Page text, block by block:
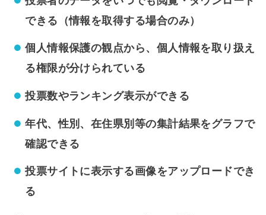
できる（情報を取得する場合のみ）
個人情報保護の観点から、個人情報を取り扱え
る権限が分けられている
投票数やランキング表示ができる
年代、性別、在住県別等の集計結果をグラフで
確認できる
投票サイトに表示する画像をアップロードでき
る